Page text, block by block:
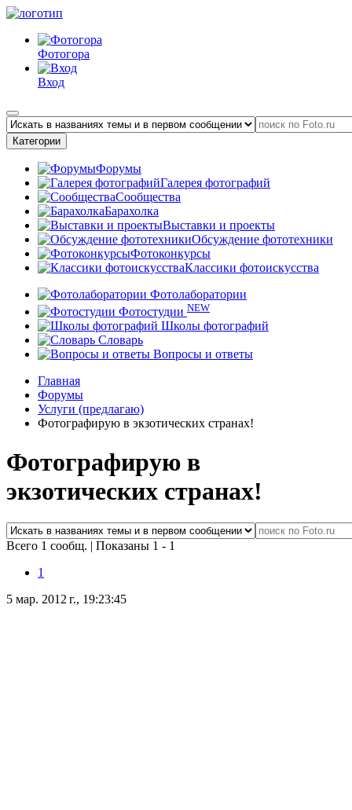
Фотогора
Вход
Категории
Форумы
Галерея фотографий
Сообщества
Барахолка
Выставки и проекты
Обсуждение фототехники
Фотоконкурсы
Классики фотоискусства
Фотолаборатории
Фотостудии NEW
Школы фотографий
Словарь
Вопросы и ответы
Главная
Форумы
Услуги (предлагаю)
Фотографирую в экзотических странах!
Фотографирую в
экзотических странах!
Всего 1 сообщ. | Показаны 1 - 1
1
5 мар. 2012 г., 19:23:45